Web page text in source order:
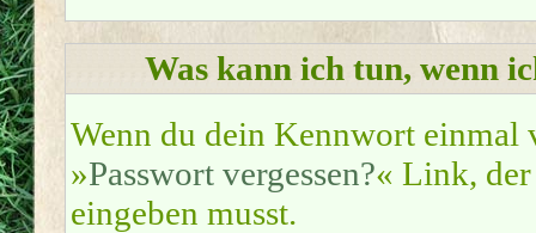
Was kann ich tun, wenn
Wenn du dein Kennwort einmal
»Passwort vergessen?« Link,
eingeben musst.